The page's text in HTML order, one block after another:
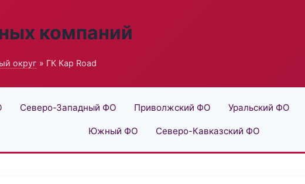
компаний
округ » ГК Кар Road
Северо-Западный ФО Приволжский ФО Уральский ФО
Южный ФО Северо-Кавказский ФО